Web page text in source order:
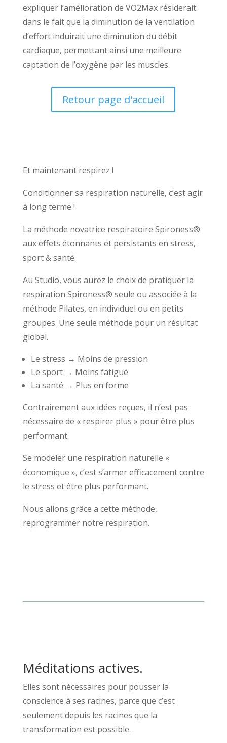
expliquer l’amélioration de VO2Max résiderait
dans le fait que la diminution de la ventilation
d’effort induirait une diminution du débit
cardiaque, permettant ainsi une meilleure
captation de l’oxygène par les muscles.
Retour page d'accueil
Et maintenant respirez !
Conditionner sa respiration naturelle, c’est agir
à long terme !
La méthode novatrice respiratoire Spironess®
aux effets étonnants et persistants en stress,
sport & santé.
Au Studio, vous aurez le choix de pratiquer la
respiration Spironess® seule ou associée à la
méthode Pilates, en individuel ou en petits
groupes. Une seule méthode pour un résultat
global.
Le stress → Moins de pression
Le sport → Moins fatigué
La santé → Plus en forme
Contrairement aux idées reçues, il n’est pas
nécessaire de « respirer plus » pour être plus
performant.
Se modeler une respiration naturelle «
économique », c’est s’armer efficacement contre
le stress et être plus performant.
Nous allons grâce a cette méthode,
reprogrammer notre respiration.
Méditations actives.
Elles sont nécessaires pour pousser la
conscience à ses racines, parce que c’est
seulement depuis les racines que la
transformation est possible.